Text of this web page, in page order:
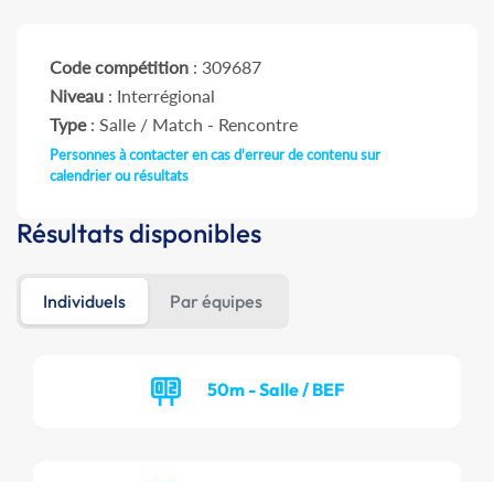
Code compétition : 309687
Niveau : Interrégional
Type: Salle / Match - Rencontre
Personnes à contacter en cas d'erreur de contenu sur
calendrier ou résultats
Résultats disponibles
Individuels Par équipes
50m - Salle / BEF